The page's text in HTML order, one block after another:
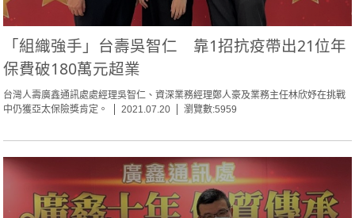
「組織強手」台壽吳智仁 靠1招抗疫帶出21位年
保費破180萬元超業
台灣人壽廣鑫通訊處處經理吳智仁、資深業務經理鄭人豪及業務主任林欣妤在挑戰
中仍獲亞太保險獎肯定。
2021.07.20 瀏覽數:5959